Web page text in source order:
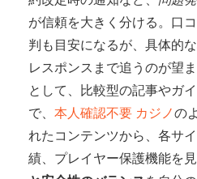
が信頼を大きく分ける。口
判も目安になるが、具体的
レスポンスまで追うのが望
として、比較型の記事やガ
で、 本人確認不要 カジノの
れたコンテンツから、各サ
績、プレイヤー保護機能を見